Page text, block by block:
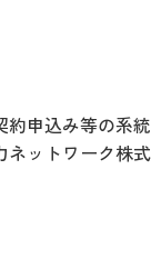
約申込み等の系統
ネットワーク株式